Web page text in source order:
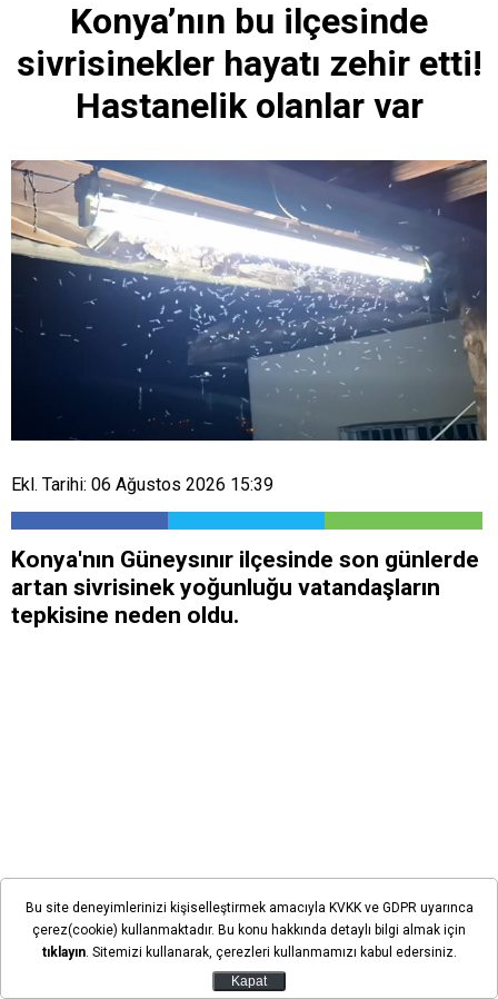
Konya’nın bu ilçesinde
sivrisinekler hayatı zehir etti!
Hastanelik olanlar var
Ekl. Tarihi: 06 Ağustos 2026 15:39
Konya'nın Güneysınır ilçesinde son günlerde
artan sivrisinek yoğunluğu vatandaşların
tepkisine neden oldu.
Bu site deneyimlerinizi kişiselleştirmek amacıyla KVKK ve GDPR uyarınca
çerez(cookie) kullanmaktadır. Bu konu hakkında detaylı bilgi almak için
tıklayın. Sitemizi kullanarak, çerezleri kullanmamızı kabul edersiniz.
Kapat